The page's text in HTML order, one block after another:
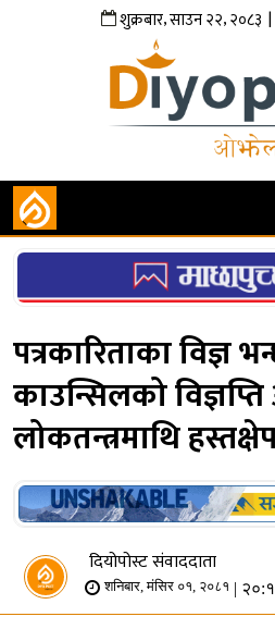
शुक्रबार,साउन२२,२०८३ |
पत्रकारिताका विज्ञ
काउन्सिलको
लोकतन्त्रमाथि
दियोपोस्ट संवाददाता
शनिबार, मंसिर ०१, २०८१ |